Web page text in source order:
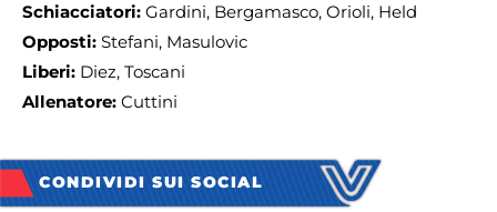
Schiacciatori: Gardini, Bergamasco, Orioli, Held
Opposti: Stefani, Masulovic
Liberi: Diez, Toscani
Allenatore: Cuttini
CONDIVIDI SUI SOCIAL